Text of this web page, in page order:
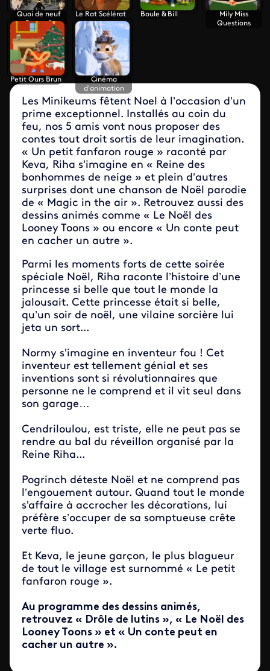
Quoi de neuf
Bunny ?
Le Rat Scélérat Boule & Bill
Mily Miss
Questions
Petit Ours Brun
Cinéma
d'animation
Les Minikeums fêtent Noel à l’occasion d’un
prime exceptionnel. Installés au coin du
feu, nos 5 amis vont nous proposer des
contes tout droit sortis de leur imagination.
« Un petit fanfaron rouge » raconté par
Keva, Riha s'imagine en « Reine des
bonhommes de neige » et plein d’autres
surprises dont une chanson de Noël parodie
de « Magic in the air ». Retrouvez aussi des
dessins animés comme « Le Noël des
Looney Toons » ou encore « Un conte peut
en cacher un autre ».
Parmi les moments forts de cette soirée
spéciale Noël, Riha raconte l’histoire d’une
princesse si belle que tout le monde la
jalousait. Cette princesse était si belle,
qu’un soir de noël, une vilaine sorcière lui
jeta un sort...
Normy s'imagine en inventeur fou ! Cet
inventeur est tellement génial et ses
inventions sont si révolutionnaires que
personne ne le comprend et il vit seul dans
son garage…
Cendriloulou, est triste, elle ne peut pas se
rendre au bal du réveillon organisé par la
Reine Riha...
Pogrinch déteste Noël et ne comprend pas
l’engouement autour. Quand tout le monde
s'affaire à accrocher les décorations, lui
préfère s’occuper de sa somptueuse crête
verte fluo.
Et Keva, le jeune garçon, le plus blagueur
de tout le village est surnommé « Le petit
fanfaron rouge ».
Au programme des dessins animés,
retrouvez « Drôle de lutins », « Le Noël des
Looney Toons » et « Un conte peut en
cacher un autre ».